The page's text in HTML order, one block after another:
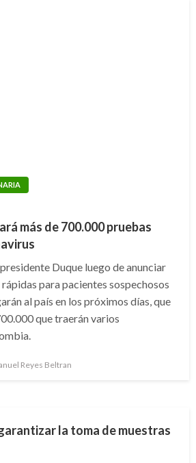
más de 700.000 pruebas
Duque luego de anunciar
para pacientes sospechosos
al país en los próximos días, que
que traerán varios
Reyes Beltran
garantizar la toma de muestras